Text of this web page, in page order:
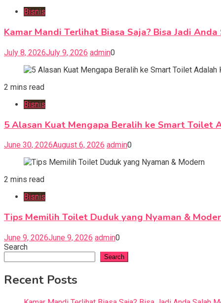
Bisnis
Kamar Mandi Terlihat Biasa Saja? Bisa Jadi
July 8, 2026July 9, 2026 admin0
2 mins read
Bisnis
5 Alasan Kuat Mengapa Beralih ke Smart Toilet
June 30, 2026August 6, 2026 admin0
2 mins read
Bisnis
Tips Memilih Toilet Duduk yang Nyaman &
June 9, 2026June 9, 2026 admin0
Search
Search
Recent Posts